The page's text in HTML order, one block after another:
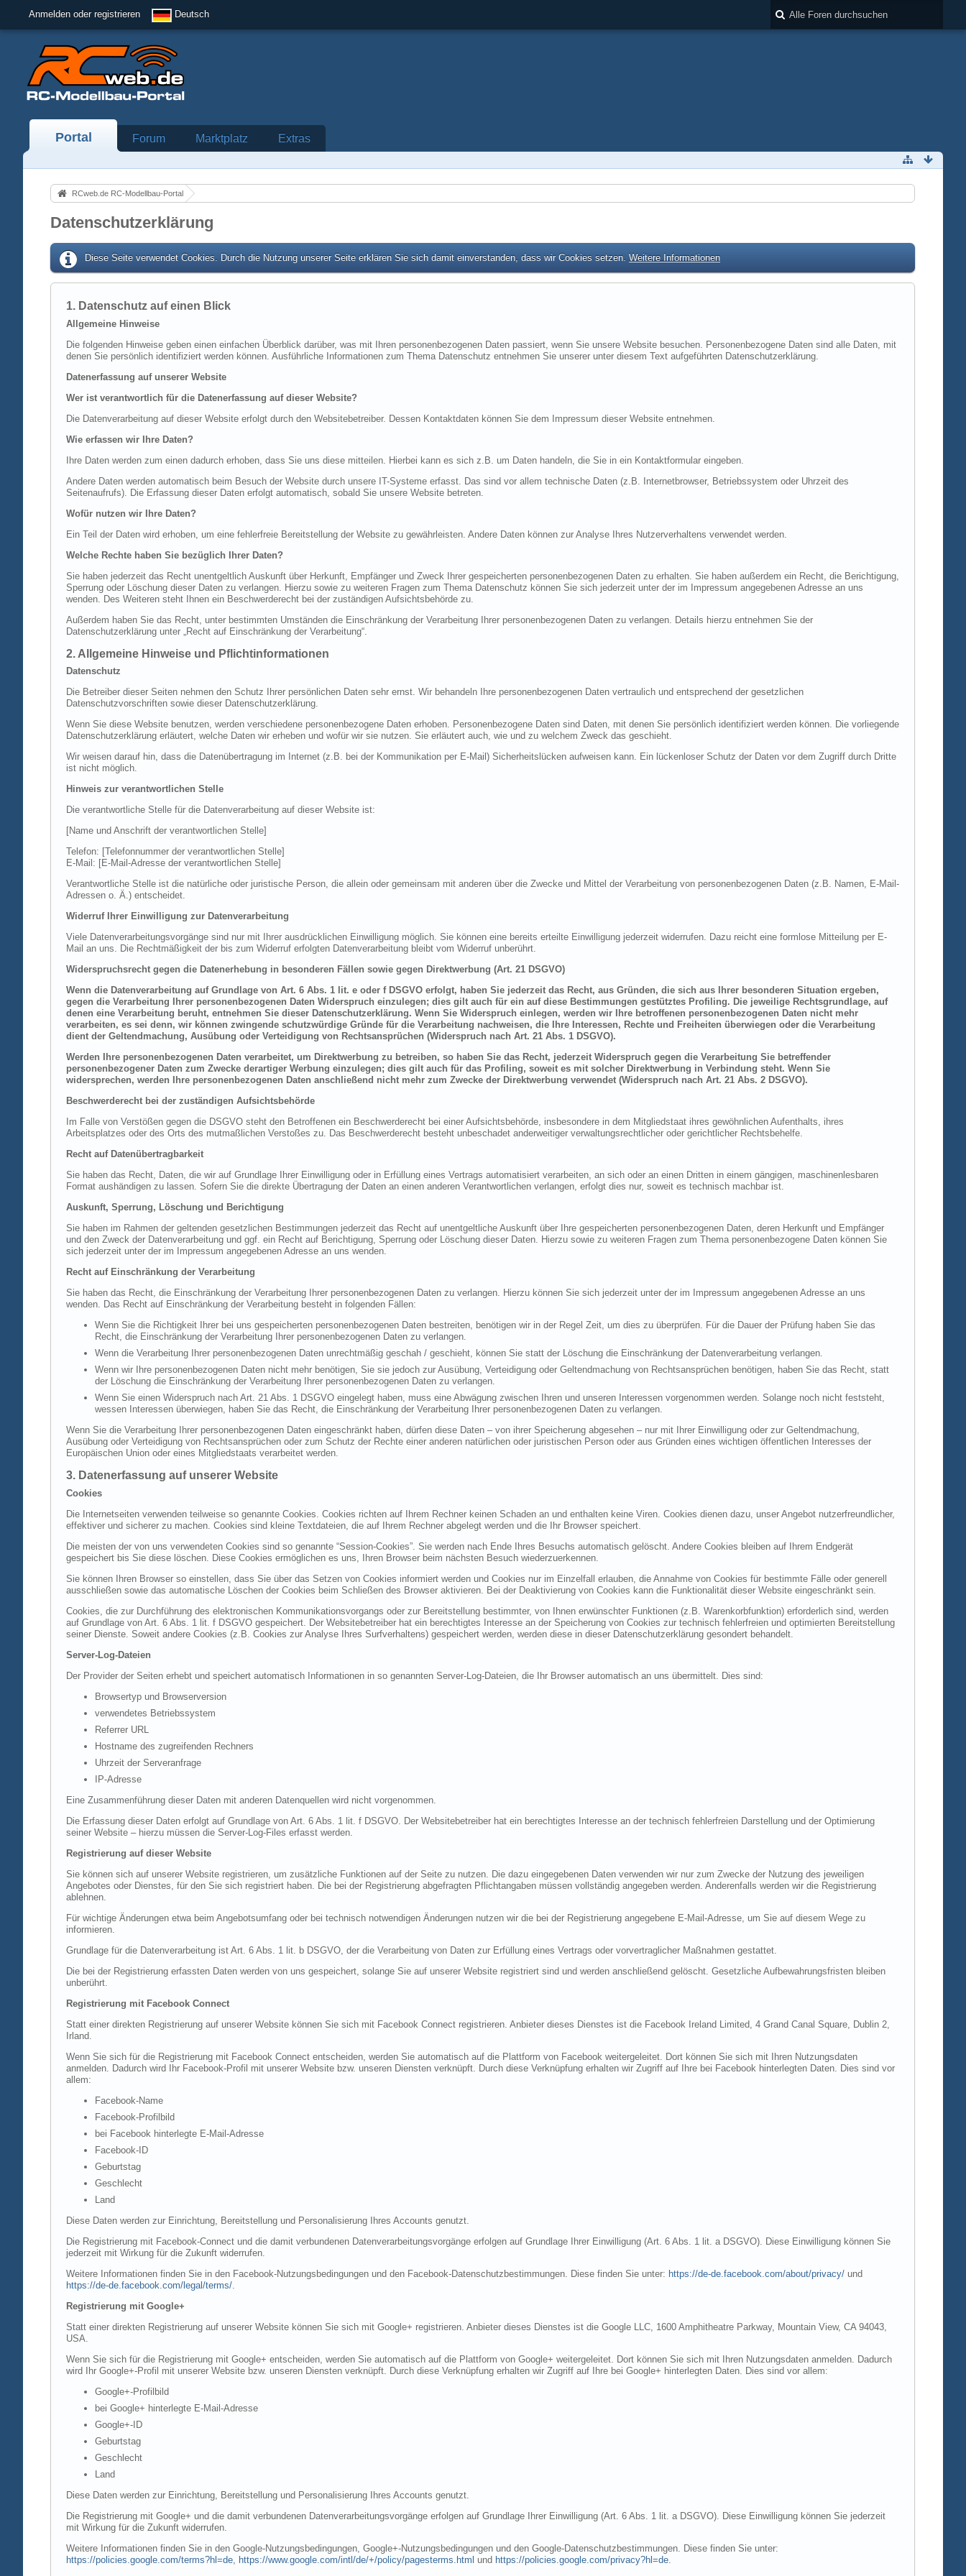
Anmelden oder registrieren Deutsch
Portal Forum Marktplatz Extras
RCweb.de RC-Modellbau-Portal
Datenschutzerklärung
Diese Seite verwendet Cookies. Durch die Nutzung unserer Seite erklären Sie sich damit einverstanden, dass wir Cookies setzen. Weitere Informationen
1. Datenschutz auf einen Blick
Allgemeine Hinweise
Die folgenden Hinweise geben einen einfachen Überblick darüber, was mit Ihren personenbezogenen Daten passiert, wenn Sie unsere Website besuchen. Personenbezogene Daten sind alle Daten, mit
denen Sie persönlich identifiziert werden können. Ausführliche Informationen zum Thema Datenschutz entnehmen Sie unserer unter diesem Text aufgeführten Datenschutzerklärung.
Datenerfassung auf unserer Website
Wer ist verantwortlich für die Datenerfassung auf dieser Website?
Die Datenverarbeitung auf dieser Website erfolgt durch den Websitebetreiber. Dessen Kontaktdaten können Sie dem Impressum dieser Website entnehmen.
Wie erfassen wir Ihre Daten?
Ihre Daten werden zum einen dadurch erhoben, dass Sie uns diese mitteilen. Hierbei kann es sich z.B. um Daten handeln, die Sie in ein Kontaktformular eingeben.
Andere Daten werden automatisch beim Besuch der Website durch unsere IT-Systeme erfasst. Das sind vor allem technische Daten (z.B. Internetbrowser, Betriebssystem oder Uhrzeit des
Seitenaufrufs). Die Erfassung dieser Daten erfolgt automatisch, sobald Sie unsere Website betreten.
Wofür nutzen wir Ihre Daten?
Ein Teil der Daten wird erhoben, um eine fehlerfreie Bereitstellung der Website zu gewährleisten. Andere Daten können zur Analyse Ihres Nutzerverhaltens verwendet werden.
Welche Rechte haben Sie bezüglich Ihrer Daten?
Sie haben jederzeit das Recht unentgeltlich Auskunft über Herkunft, Empfänger und Zweck Ihrer gespeicherten personenbezogenen Daten zu erhalten. Sie haben außerdem ein Recht, die Berichtigung,
Sperrung oder Löschung dieser Daten zu verlangen. Hierzu sowie zu weiteren Fragen zum Thema Datenschutz können Sie sich jederzeit unter der im Impressum angegebenen Adresse an uns
wenden. Des Weiteren steht Ihnen ein Beschwerderecht bei der zuständigen Aufsichtsbehörde zu.
Außerdem haben Sie das Recht, unter bestimmten Umständen die Einschränkung der Verarbeitung Ihrer personenbezogenen Daten zu verlangen. Details hierzu entnehmen Sie der
Datenschutzerklärung unter „Recht auf Einschränkung der Verarbeitung“.
2. Allgemeine Hinweise und Pflichtinformationen
Datenschutz
Die Betreiber dieser Seiten nehmen den Schutz Ihrer persönlichen Daten sehr ernst. Wir behandeln Ihre personenbezogenen Daten vertraulich und entsprechend der gesetzlichen
Datenschutzvorschriften sowie dieser Datenschutzerklärung.
Wenn Sie diese Website benutzen, werden verschiedene personenbezogene Daten erhoben. Personenbezogene Daten sind Daten, mit denen Sie persönlich identifiziert werden können. Die vorliegende
Datenschutzerklärung erläutert, welche Daten wir erheben und wofür wir sie nutzen. Sie erläutert auch, wie und zu welchem Zweck das geschieht.
Wir weisen darauf hin, dass die Datenübertragung im Internet (z.B. bei der Kommunikation per E-Mail) Sicherheitslücken aufweisen kann. Ein lückenloser Schutz der Daten vor dem Zugriff durch Dritte
ist nicht möglich.
Hinweis zur verantwortlichen Stelle
Die verantwortliche Stelle für die Datenverarbeitung auf dieser Website ist:
[Name und Anschrift der verantwortlichen Stelle]
Telefon: [Telefonnummer der verantwortlichen Stelle]
E-Mail: [E-Mail-Adresse der verantwortlichen Stelle]
Verantwortliche Stelle ist die natürliche oder juristische Person, die allein oder gemeinsam mit anderen über die Zwecke und Mittel der Verarbeitung von personenbezogenen Daten (z.B. Namen, E-Mail-
Adressen o. Ä.) entscheidet.
Widerruf Ihrer Einwilligung zur Datenverarbeitung
Viele Datenverarbeitungsvorgänge sind nur mit Ihrer ausdrücklichen Einwilligung möglich. Sie können eine bereits erteilte Einwilligung jederzeit widerrufen. Dazu reicht eine formlose Mitteilung per E-
Mail an uns. Die Rechtmäßigkeit der bis zum Widerruf erfolgten Datenverarbeitung bleibt vom Widerruf unberührt.
Widerspruchsrecht gegen die Datenerhebung in besonderen Fällen sowie gegen Direktwerbung (Art. 21 DSGVO)
Wenn die Datenverarbeitung auf Grundlage von Art. 6 Abs. 1 lit. e oder f DSGVO erfolgt, haben Sie jederzeit das Recht, aus Gründen, die sich aus Ihrer besonderen Situation ergeben,
gegen die Verarbeitung Ihrer personenbezogenen Daten Widerspruch einzulegen; dies gilt auch für ein auf diese Bestimmungen gestütztes Profiling. Die jeweilige Rechtsgrundlage, auf
denen eine Verarbeitung beruht, entnehmen Sie dieser Datenschutzerklärung. Wenn Sie Widerspruch einlegen, werden wir Ihre betroffenen personenbezogenen Daten nicht mehr
verarbeiten, es sei denn, wir können zwingende schutzwürdige Gründe für die Verarbeitung nachweisen, die Ihre Interessen, Rechte und Freiheiten überwiegen oder die Verarbeitung
dient der Geltendmachung, Ausübung oder Verteidigung von Rechtsansprüchen (Widerspruch nach Art. 21 Abs. 1 DSGVO).
Werden Ihre personenbezogenen Daten verarbeitet, um Direktwerbung zu betreiben, so haben Sie das Recht, jederzeit Widerspruch gegen die Verarbeitung Sie betreffender
personenbezogener Daten zum Zwecke derartiger Werbung einzulegen; dies gilt auch für das Profiling, soweit es mit solcher Direktwerbung in Verbindung steht. Wenn Sie
widersprechen, werden Ihre personenbezogenen Daten anschließend nicht mehr zum Zwecke der Direktwerbung verwendet (Widerspruch nach Art. 21 Abs. 2 DSGVO).
Beschwerderecht bei der zuständigen Aufsichtsbehörde
Im Falle von Verstößen gegen die DSGVO steht den Betroffenen ein Beschwerderecht bei einer Aufsichtsbehörde, insbesondere in dem Mitgliedstaat ihres gewöhnlichen Aufenthalts, ihres
Arbeitsplatzes oder des Orts des mutmaßlichen Verstoßes zu. Das Beschwerderecht besteht unbeschadet anderweitiger verwaltungsrechtlicher oder gerichtlicher Rechtsbehelfe.
Recht auf Datenübertragbarkeit
Sie haben das Recht, Daten, die wir auf Grundlage Ihrer Einwilligung oder in Erfüllung eines Vertrags automatisiert verarbeiten, an sich oder an einen Dritten in einem gängigen, maschinenlesbaren
Format aushändigen zu lassen. Sofern Sie die direkte Übertragung der Daten an einen anderen Verantwortlichen verlangen, erfolgt dies nur, soweit es technisch machbar ist.
Auskunft, Sperrung, Löschung und Berichtigung
Sie haben im Rahmen der geltenden gesetzlichen Bestimmungen jederzeit das Recht auf unentgeltliche Auskunft über Ihre gespeicherten personenbezogenen Daten, deren Herkunft und Empfänger
und den Zweck der Datenverarbeitung und ggf. ein Recht auf Berichtigung, Sperrung oder Löschung dieser Daten. Hierzu sowie zu weiteren Fragen zum Thema personenbezogene Daten können Sie
sich jederzeit unter der im Impressum angegebenen Adresse an uns wenden.
Recht auf Einschränkung der Verarbeitung
Sie haben das Recht, die Einschränkung der Verarbeitung Ihrer personenbezogenen Daten zu verlangen. Hierzu können Sie sich jederzeit unter der im Impressum angegebenen Adresse an uns
wenden. Das Recht auf Einschränkung der Verarbeitung besteht in folgenden Fällen:
Wenn Sie die Richtigkeit Ihrer bei uns gespeicherten personenbezogenen Daten bestreiten, benötigen wir in der Regel Zeit, um dies zu überprüfen. Für die Dauer der Prüfung haben Sie das
Recht, die Einschränkung der Verarbeitung Ihrer personenbezogenen Daten zu verlangen.
Wenn die Verarbeitung Ihrer personenbezogenen Daten unrechtmäßig geschah / geschieht, können Sie statt der Löschung die Einschränkung der Datenverarbeitung verlangen.
Wenn wir Ihre personenbezogenen Daten nicht mehr benötigen, Sie sie jedoch zur Ausübung, Verteidigung oder Geltendmachung von Rechtsansprüchen benötigen, haben Sie das Recht, statt
der Löschung die Einschränkung der Verarbeitung Ihrer personenbezogenen Daten zu verlangen.
Wenn Sie einen Widerspruch nach Art. 21 Abs. 1 DSGVO eingelegt haben, muss eine Abwägung zwischen Ihren und unseren Interessen vorgenommen werden. Solange noch nicht feststeht,
wessen Interessen überwiegen, haben Sie das Recht, die Einschränkung der Verarbeitung Ihrer personenbezogenen Daten zu verlangen.
Wenn Sie die Verarbeitung Ihrer personenbezogenen Daten eingeschränkt haben, dürfen diese Daten – von ihrer Speicherung abgesehen – nur mit Ihrer Einwilligung oder zur Geltendmachung,
Ausübung oder Verteidigung von Rechtsansprüchen oder zum Schutz der Rechte einer anderen natürlichen oder juristischen Person oder aus Gründen eines wichtigen öffentlichen Interesses der
Europäischen Union oder eines Mitgliedstaats verarbeitet werden.
3. Datenerfassung auf unserer Website
Cookies
Die Internetseiten verwenden teilweise so genannte Cookies. Cookies richten auf Ihrem Rechner keinen Schaden an und enthalten keine Viren. Cookies dienen dazu, unser Angebot nutzerfreundlicher,
effektiver und sicherer zu machen. Cookies sind kleine Textdateien, die auf Ihrem Rechner abgelegt werden und die Ihr Browser speichert.
Die meisten der von uns verwendeten Cookies sind so genannte “Session-Cookies”. Sie werden nach Ende Ihres Besuchs automatisch gelöscht. Andere Cookies bleiben auf Ihrem Endgerät
gespeichert bis Sie diese löschen. Diese Cookies ermöglichen es uns, Ihren Browser beim nächsten Besuch wiederzuerkennen.
Sie können Ihren Browser so einstellen, dass Sie über das Setzen von Cookies informiert werden und Cookies nur im Einzelfall erlauben, die Annahme von Cookies für bestimmte Fälle oder generell
ausschließen sowie das automatische Löschen der Cookies beim Schließen des Browser aktivieren. Bei der Deaktivierung von Cookies kann die Funktionalität dieser Website eingeschränkt sein.
Cookies, die zur Durchführung des elektronischen Kommunikationsvorgangs oder zur Bereitstellung bestimmter, von Ihnen erwünschter Funktionen (z.B. Warenkorbfunktion) erforderlich sind, werden
auf Grundlage von Art. 6 Abs. 1 lit. f DSGVO gespeichert. Der Websitebetreiber hat ein berechtigtes Interesse an der Speicherung von Cookies zur technisch fehlerfreien und optimierten Bereitstellung
seiner Dienste. Soweit andere Cookies (z.B. Cookies zur Analyse Ihres Surfverhaltens) gespeichert werden, werden diese in dieser Datenschutzerklärung gesondert behandelt.
Server-Log-Dateien
Der Provider der Seiten erhebt und speichert automatisch Informationen in so genannten Server-Log-Dateien, die Ihr Browser automatisch an uns übermittelt. Dies sind:
Browsertyp und Browserversion
verwendetes Betriebssystem
Referrer URL
Hostname des zugreifenden Rechners
Uhrzeit der Serveranfrage
IP-Adresse
Eine Zusammenführung dieser Daten mit anderen Datenquellen wird nicht vorgenommen.
Die Erfassung dieser Daten erfolgt auf Grundlage von Art. 6 Abs. 1 lit. f DSGVO. Der Websitebetreiber hat ein berechtigtes Interesse an der technisch fehlerfreien Darstellung und der Optimierung
seiner Website – hierzu müssen die Server-Log-Files erfasst werden.
Registrierung auf dieser Website
Sie können sich auf unserer Website registrieren, um zusätzliche Funktionen auf der Seite zu nutzen. Die dazu eingegebenen Daten verwenden wir nur zum Zwecke der Nutzung des jeweiligen
Angebotes oder Dienstes, für den Sie sich registriert haben. Die bei der Registrierung abgefragten Pflichtangaben müssen vollständig angegeben werden. Anderenfalls werden wir die Registrierung
ablehnen.
Für wichtige Änderungen etwa beim Angebotsumfang oder bei technisch notwendigen Änderungen nutzen wir die bei der Registrierung angegebene E-Mail-Adresse, um Sie auf diesem Wege zu
informieren.
Grundlage für die Datenverarbeitung ist Art. 6 Abs. 1 lit. b DSGVO, der die Verarbeitung von Daten zur Erfüllung eines Vertrags oder vorvertraglicher Maßnahmen gestattet.
Die bei der Registrierung erfassten Daten werden von uns gespeichert, solange Sie auf unserer Website registriert sind und werden anschließend gelöscht. Gesetzliche Aufbewahrungsfristen bleiben
unberührt.
Registrierung mit Facebook Connect
Statt einer direkten Registrierung auf unserer Website können Sie sich mit Facebook Connect registrieren. Anbieter dieses Dienstes ist die Facebook Ireland Limited, 4 Grand Canal Square, Dublin 2,
Irland.
Wenn Sie sich für die Registrierung mit Facebook Connect entscheiden, werden Sie automatisch auf die Plattform von Facebook weitergeleitet. Dort können Sie sich mit Ihren Nutzungsdaten
anmelden. Dadurch wird Ihr Facebook-Profil mit unserer Website bzw. unseren Diensten verknüpft. Durch diese Verknüpfung erhalten wir Zugriff auf Ihre bei Facebook hinterlegten Daten. Dies sind vor
allem:
Facebook-Name
Facebook-Profilbild
bei Facebook hinterlegte E-Mail-Adresse
Facebook-ID
Geburtstag
Geschlecht
Land
Diese Daten werden zur Einrichtung, Bereitstellung und Personalisierung Ihres Accounts genutzt.
Die Registrierung mit Facebook-Connect und die damit verbundenen Datenverarbeitungsvorgänge erfolgen auf Grundlage Ihrer Einwilligung (Art. 6 Abs. 1 lit. a DSGVO). Diese Einwilligung können Sie
jederzeit mit Wirkung für die Zukunft widerrufen.
Weitere Informationen finden Sie in den Facebook-Nutzungsbedingungen und den Facebook-Datenschutzbestimmungen. Diese finden Sie unter: https://de-de.facebook.com/about/privacy/ und
https://de-de.facebook.com/legal/terms/.
Registrierung mit Google+
Statt einer direkten Registrierung auf unserer Website können Sie sich mit Google+ registrieren. Anbieter dieses Dienstes ist die Google LLC, 1600 Amphitheatre Parkway, Mountain View, CA 94043,
USA.
Wenn Sie sich für die Registrierung mit Google+ entscheiden, werden Sie automatisch auf die Plattform von Google+ weitergeleitet. Dort können Sie sich mit Ihren Nutzungsdaten anmelden. Dadurch
wird Ihr Google+-Profil mit unserer Website bzw. unseren Diensten verknüpft. Durch diese Verknüpfung erhalten wir Zugriff auf Ihre bei Google+ hinterlegten Daten. Dies sind vor allem:
Google+-Profilbild
bei Google+ hinterlegte E-Mail-Adresse
Google+-ID
Geburtstag
Geschlecht
Land
Diese Daten werden zur Einrichtung, Bereitstellung und Personalisierung Ihres Accounts genutzt.
Die Registrierung mit Google+ und die damit verbundenen Datenverarbeitungsvorgänge erfolgen auf Grundlage Ihrer Einwilligung (Art. 6 Abs. 1 lit. a DSGVO). Diese Einwilligung können Sie jederzeit
mit Wirkung für die Zukunft widerrufen.
Weitere Informationen finden Sie in den Google-Nutzungsbedingungen, Google+-Nutzungsbedingungen und den Google-Datenschutzbestimmungen. Diese finden Sie unter:
https://policies.google.com/terms?hl=de, https://www.google.com/intl/de/+/policy/pagesterms.html und https://policies.google.com/privacy?hl=de.